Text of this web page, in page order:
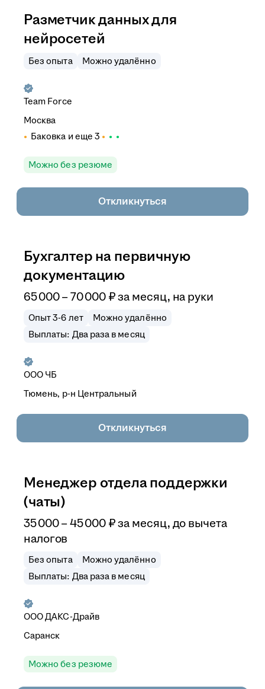
Разметчик данных для
нейросетей
Без опыта Можно удалённо
Team Force
Москва
Баковка и еще 3
Можно без резюме
Откликнуться
Бухгалтер на первичную
документацию
65 000–70 000 ₽ за месяц, на руки
Опыт 3-6 лет
Можно удалённо
Выплаты: Два раза в месяц
ООО ЧБ
Тюмень, р-н Центральный
Откликнуться
Менеджер отдела поддержки
(чаты)
35 000–45 000 ₽ за месяц, до вычета
налогов
Без опыта
Можно удалённо
Выплаты: Два раза в месяц
ОООДАКС-Драйв
Саранск
Можно без резюме